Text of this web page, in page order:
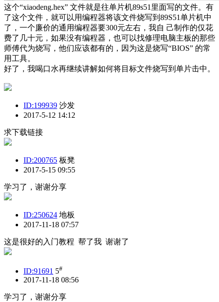
这个“xiaodeng.hex” 文件就是往单片机89s51里面写的文件。有
了这个文件，就可以用编程器将该文件烧写到89S51单片机中
了，一个廉价的通用编程器要300元左右，我自 己制作的仅花
费了几十元，如果没有编程器，也可以找修理电脑主板的那些
师傅代为烧写，他们应该都有的，因为这是烧写“BIOS” 的常
用工具。
好了，我喝口水再继续讲解如何将目标文件烧写到单片击中。
ID:199939 沙发
2017-5-12 14:12
求下载链接
ID:200765 板凳
2017-5-15 09:55
学习了，谢谢分享
ID:250624 地板
2017-11-18 07:57
这是很好的入门教程 帮了我 谢谢了
ID:91691 5#
2017-11-18 08:56
学习了，谢谢分享